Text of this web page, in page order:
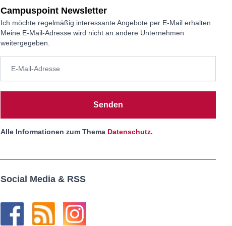
Campuspoint Newsletter
Ich möchte regelmäßig interessante Angebote per E-Mail erhalten.
Meine E-Mail-Adresse wird nicht an andere Unternehmen
weitergegeben.
Senden
Alle Informationen zum Thema Datenschutz.
Social Media & RSS